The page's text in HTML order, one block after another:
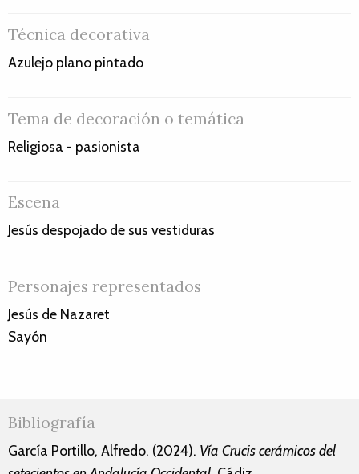
Técnica decorativa
Azulejo plano pintado
Tema de decoración o temática
Religiosa - pasionista
Escena
Jesús despojado de sus vestiduras
Personajes representados
Jesús de Nazaret
Sayón
Bibliografía
García Portillo, Alfredo. (2024). Vía Crucis cerámicos del